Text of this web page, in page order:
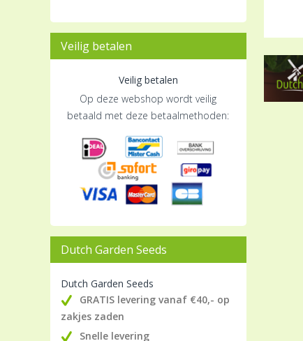
Veilig betalen
Veilig betalen
Op deze webshop wordt veilig
betaald met deze betaalmethoden:
Dutch Garden Seeds
Dutch Garden Seeds
GRATIS levering vanaf €40,- op
zakjes zaden
Snelle levering